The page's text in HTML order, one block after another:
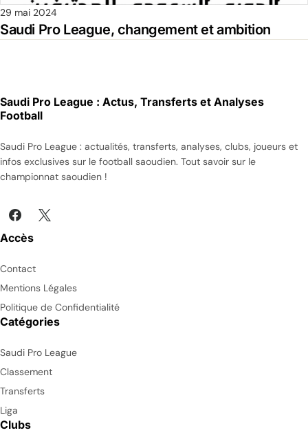
29 mai 2024
Saudi Pro League, changement et ambition
Saudi Pro League : Actus, Transferts et Analyses
Football
Saudi Pro League : actualités, transferts, analyses, clubs, joueurs et
infos exclusives sur le football saoudien. Tout savoir sur le
championnat saoudien !
Accès
Contact
Mentions Légales
Politique de Confidentialité
Catégories
Saudi Pro League
Classement
Transferts
Liga
Clubs